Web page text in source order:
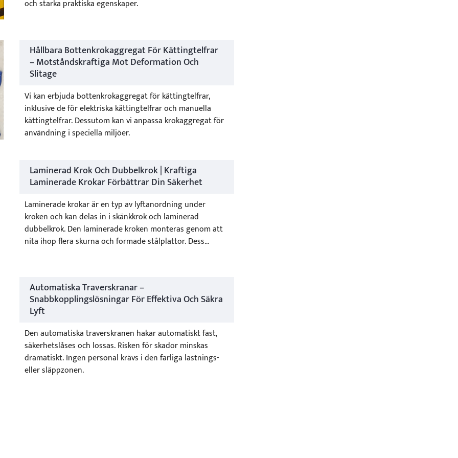
och starka praktiska egenskaper.
Hållbara Bottenkrokaggregat För Kättingtelfrar
– Motståndskraftiga Mot Deformation Och
Slitage
Vi kan erbjuda bottenkrokaggregat för kättingtelfrar,
inklusive de för elektriska kättingtelfrar och manuella
kättingtelfrar. Dessutom kan vi anpassa krokaggregat för
användning i speciella miljöer.
Laminerad Krok Och Dubbelkrok | Kraftiga
Laminerade Krokar Förbättrar Din Säkerhet
Laminerade krokar är en typ av lyftanordning under
kroken och kan delas in i skänkkrok och laminerad
dubbelkrok. Den laminerade kroken monteras genom att
nita ihop flera skurna och formade stålplattor. Dess
laminerade kroken är mer lämplig för lyftutrustning med
stor kapacitet och industrier som involverar smälta
material med hög temperatur.
Automatiska Traverskranar –
Snabbkopplingslösningar För Effektiva Och Säkra
Lyft
Den automatiska traverskranen hakar automatiskt fast,
säkerhetslåses och lossas. Risken för skador minskas
dramatiskt. Ingen personal krävs i den farliga lastnings-
eller släppzonen.